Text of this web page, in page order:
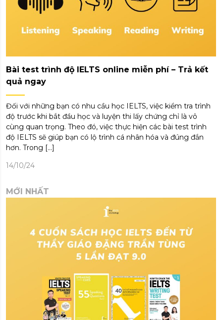
Bài test trình độ IELTS online miễn phí – Trả kết
quả ngay
Đối với những bạn có nhu cầu học IELTS, việc kiểm tra trình
độ trước khi bắt đầu học và luyện thi lấy chứng chỉ là vô
cùng quan trọng. Theo đó, việc thực hiện các bài test trình
độ IELTS sẽ giúp bạn có lộ trình cá nhân hóa và đúng đắn
hơn. Trong […]
14/10/24
MỚI NHẤT